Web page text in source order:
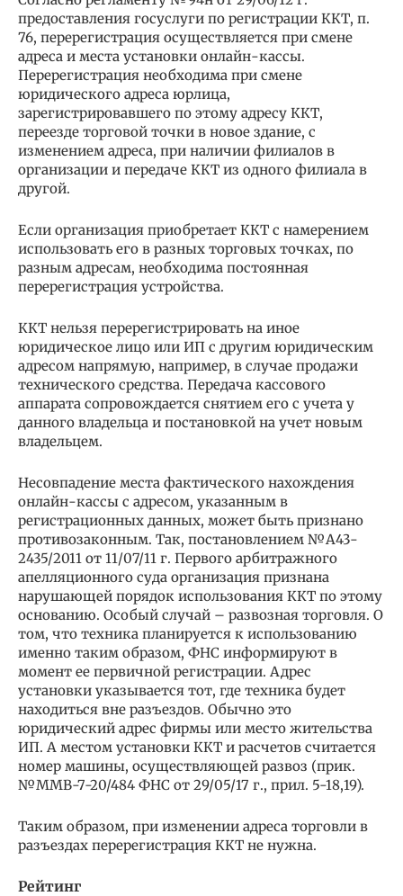
предоставления госуслуги по регистрации ККТ, п.
76, перерегистрация осуществляется при смене
адреса и места установки онлайн-кассы.
Перерегистрация необходима при смене
юридического адреса юрлица,
зарегистрировавшего по этому адресу ККТ,
переезде торговой точки в новое здание, с
изменением адреса, при наличии филиалов в
организации и передаче ККТ из одного филиала в
другой.
Если организация приобретает ККТ с намерением
использовать его в разных торговых точках, по
разным адресам, необходима постоянная
перерегистрация устройства.
ККТ нельзя перерегистрировать на иное
юридическое лицо или ИП с другим юридическим
адресом напрямую, например, в случае продажи
технического средства. Передача кассового
аппарата сопровождается снятием его с учета у
данного владельца и постановкой на учет новым
владельцем.
Несовпадение места фактического нахождения
онлайн-кассы с адресом, указанным в
регистрационных данных, может быть признано
противозаконным. Так, постановлением №А43-
2435/2011 от 11/07/11 г. Первого арбитражного
апелляционного суда организация признана
нарушающей порядок использования ККТ по этому
основанию. Особый случай – развозная торговля. О
том, что техника планируется к использованию
именно таким образом, ФНС информируют в
момент ее первичной регистрации. Адрес
установки указывается тот, где техника будет
находиться вне разъездов. Обычно это
юридический адрес фирмы или место жительства
ИП. А местом установки ККТ и расчетов считается
номер машины, осуществляющей развоз (прик.
№ММВ-7-20/484 ФНС от 29/05/17 г., прил. 5-18,19).
Таким образом, при изменении адреса торговли в
разъездах перерегистрация ККТ не нужна.
Рейтинг